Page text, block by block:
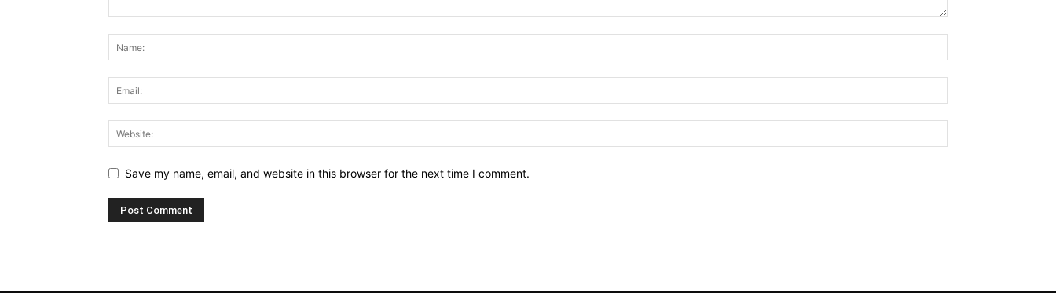
Save my name, email, and website in this browser for the next time I comment.